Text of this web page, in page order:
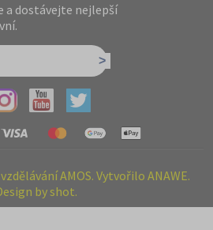
a dostávejte nejlepší
AMOS. Vytvořilo ANAWE.
by shot.